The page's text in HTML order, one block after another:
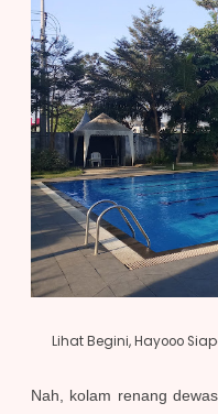
Lihat Begini, Hayooo
Nah, kolam renang